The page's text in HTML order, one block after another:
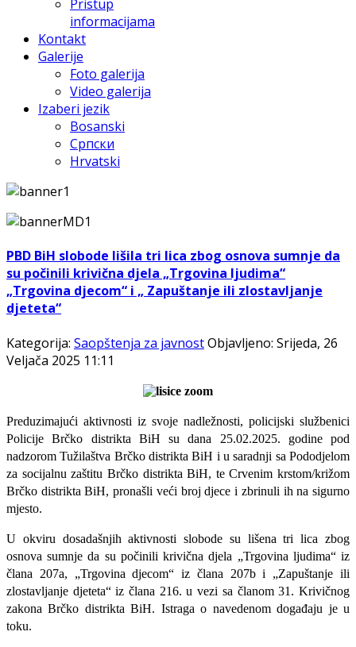
Pristup
informacijama
Kontakt
Galerije
Foto galerija
Video galerija
Izaberi jezik
Bosanski
Српски
Hrvatski
PBD BiH slobode lišila tri lica zbog osnova sumnje da
su počinili krivična djela „Trgovina ljudima“
„Trgovina djecom“ i „ Zapuštanje ili zlostavljanje
djeteta“
Kategorija: Saopštenja za javnostObjavljeno: Srijeda, 26
Veljača 2025 11:11
Preduzimajući aktivnosti iz svoje nadležnosti, policijski službenici
Policije Brčko distrikta BiH su dana 25.02.2025. godine pod
nadzorom Tužilaštva Brčko distrikta BiH i u saradnji sa Pododjelom
za socijalnu zaštitu Brčko distrikta BiH, te Crvenim krstom/križom
Brčko distrikta BiH, pronašli veći broj djece i zbrinuli ih na sigurno
mjesto.
U okviru dosadašnjih aktivnosti slobode su lišena tri lica zbog
osnova sumnje da su počinili krivična djela „Trgovina ljudima“ iz
člana 207a, „Trgovina djecom“ iz člana 207b i „Zapuštanje ili
zlostavljanje djeteta“ iz člana 216. u vezi sa članom 31. Krivičnog
zakona Brčko distrikta BiH. Istraga o navedenom događaju je u
toku.